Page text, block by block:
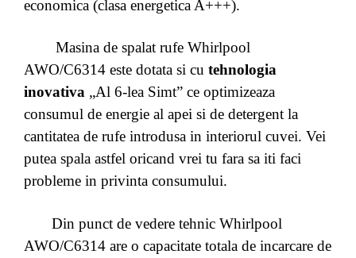
economica (clasa energetica A+++).
Masina de spalat rufe Whirlpool
AWO/C6314 este dotata si cu tehnologia
inovativa „Al 6-lea Simt” ce optimizeaza
consumul de energie al apei si de detergent la
cantitatea de rufe introdusa in interiorul cuvei. Vei
putea spala astfel oricand vrei tu fara sa iti faci
probleme in privinta consumului.
Din punct de vedere tehnic Whirlpool
AWO/C6314 are o capacitate totala de incarcare de